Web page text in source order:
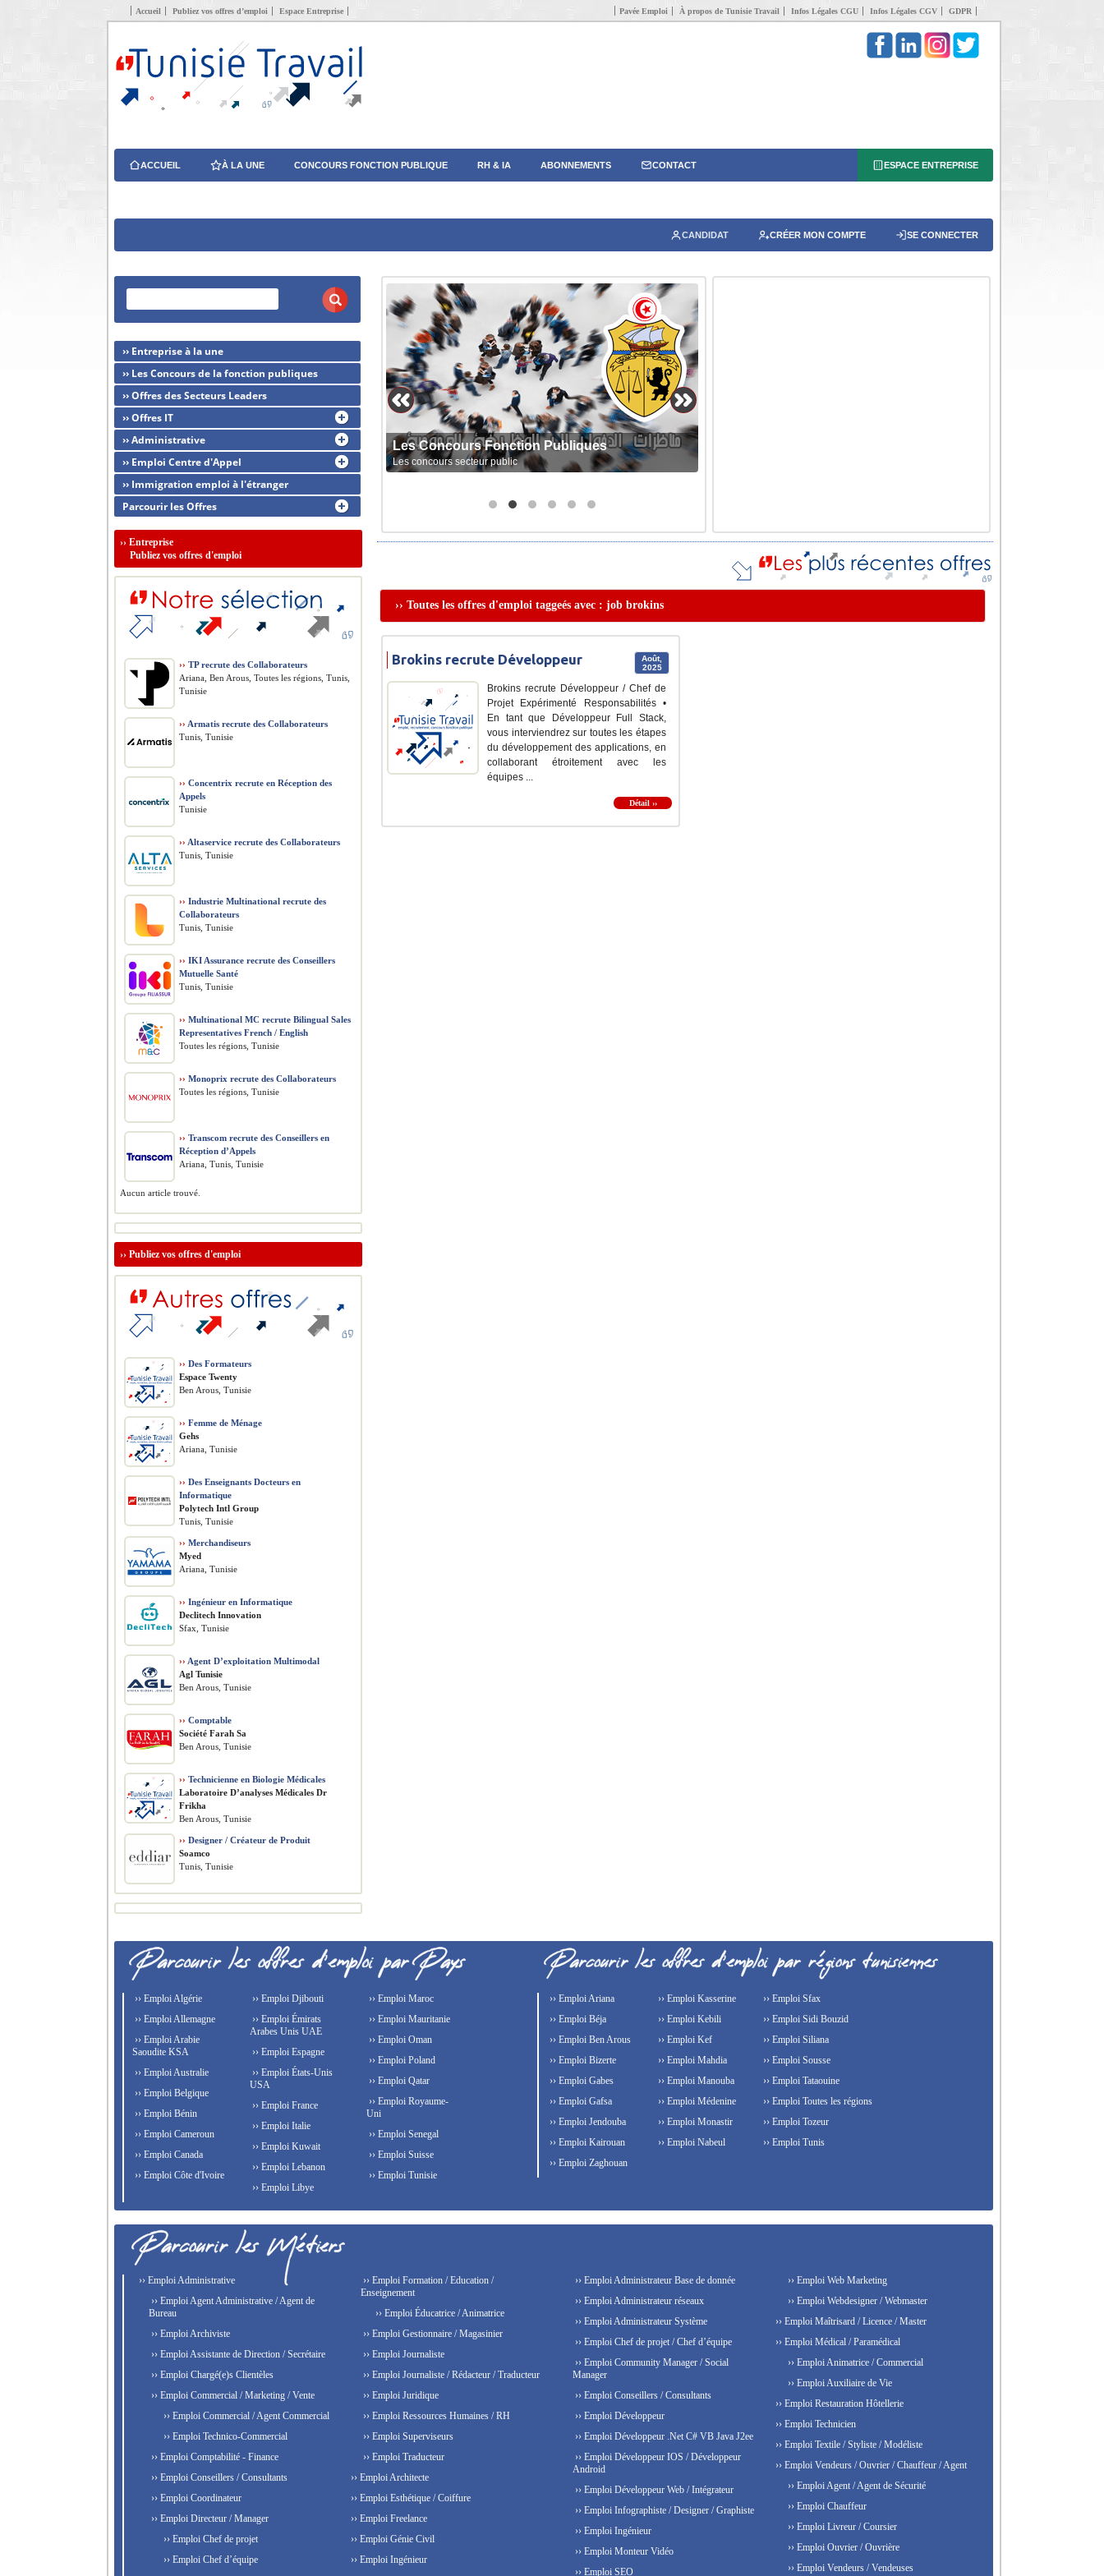
Accueil Publiez vos offres d’emploi Espace Entreprise Pavée Emploi À propos de Tunisie Travail Infos Légales CGU Infos Légales CGV GDPR
ACCUEIL À LA UNE CONCOURS FONCTION PUBLIQUE RH & IA ABONNEMENTS CONTACT ESPACE ENTREPRISE
CANDIDAT CRÉER MON COMPTE SE CONNECTER
Les Concours Fonction Publiques
Les concours secteur public
›› Toutes les offres d'emploi taggeés avec : job brokins
Août,
2025
Brokins recrute Développeur
Brokins recrute Développeur / Chef de
Projet Expérimenté Responsabilités •
En tant que Développeur Full Stack,
vous interviendrez sur toutes les étapes
du développement des applications, en
collaborant étroitement avec les
équipes ...
Détail ››
›› Entreprise à la une
›› Les Concours de la fonction publiques
›› Offres des Secteurs Leaders
›› Offres IT
›› Administrative
›› Emploi Centre d'Appel
›› Immigration emploi à l'étranger
Parcourir les Offres
›› Entreprise
Publiez vos offres d'emploi
›› TP recrute des Collaborateurs
Ariana, Ben Arous, Toutes les régions, Tunis,
Tunisie
›› Armatis recrute des Collaborateurs
Tunis, Tunisie
›› Concentrix recrute en Réception des
Appels
Tunisie
›› Altaservice recrute des Collaborateurs
Tunis, Tunisie
›› Industrie Multinational recrute des
Collaborateurs
Tunis, Tunisie
›› IKI Assurance recrute des Conseillers
Mutuelle Santé
Tunis, Tunisie
›› Multinational MC recrute Bilingual Sales
Representatives French / English
Toutes les régions, Tunisie
›› Monoprix recrute des Collaborateurs
Toutes les régions, Tunisie
›› Transcom recrute des Conseillers en
Réception d’Appels
Ariana, Tunis, Tunisie
Aucun article trouvé.
›› Publiez vos offres d'emploi
›› Des Formateurs
Espace Twenty
Ben Arous, Tunisie
›› Femme de Ménage
Gehs
Ariana, Tunisie
›› Des Enseignants Docteurs en
Informatique
Polytech Intl Group
Tunis, Tunisie
›› Merchandiseurs
Myed
Ariana, Tunisie
›› Ingénieur en Informatique
Declitech Innovation
Sfax, Tunisie
›› Agent D’exploitation Multimodal
Agl Tunisie
Ben Arous, Tunisie
›› Comptable
Société Farah Sa
Ben Arous, Tunisie
›› Technicienne en Biologie Médicales
Laboratoire D’analyses Médicales Dr
Frikha
Ben Arous, Tunisie
›› Designer / Créateur de Produit
Soamco
Tunis, Tunisie
›› Emploi Algérie
›› Emploi Allemagne
›› Emploi Arabie
Saoudite KSA
›› Emploi Australie
›› Emploi Belgique
›› Emploi Bénin
›› Emploi Cameroun
›› Emploi Canada
›› Emploi Côte d'Ivoire
›› Emploi Djibouti
›› Emploi Émirats
Arabes Unis UAE
›› Emploi Espagne
›› Emploi États-Unis
USA
›› Emploi France
›› Emploi Italie
›› Emploi Kuwait
›› Emploi Lebanon
›› Emploi Libye
›› Emploi Maroc
›› Emploi Mauritanie
›› Emploi Oman
›› Emploi Poland
›› Emploi Qatar
›› Emploi Royaume-
Uni
›› Emploi Senegal
›› Emploi Suisse
›› Emploi Tunisie
›› Emploi Ariana
›› Emploi Béja
›› Emploi Ben Arous
›› Emploi Bizerte
›› Emploi Gabes
›› Emploi Gafsa
›› Emploi Jendouba
›› Emploi Kairouan
›› Emploi Kasserine
›› Emploi Kebili
›› Emploi Kef
›› Emploi Mahdia
›› Emploi Manouba
›› Emploi Médenine
›› Emploi Monastir
›› Emploi Nabeul
›› Emploi Sfax
›› Emploi Sidi Bouzid
›› Emploi Siliana
›› Emploi Sousse
›› Emploi Tataouine
›› Emploi Toutes les régions
›› Emploi Tozeur
›› Emploi Tunis
›› Emploi Zaghouan
›› Emploi Administrative
›› Emploi Agent Administrative / Agent de
Bureau
›› Emploi Archiviste
›› Emploi Assistante de Direction / Secrétaire
›› Emploi Chargé(e)s Clientèles
›› Emploi Commercial / Marketing / Vente
›› Emploi Commercial / Agent Commercial
›› Emploi Technico-Commercial
›› Emploi Comptabilité - Finance
›› Emploi Conseillers / Consultants
›› Emploi Coordinateur
›› Emploi Directeur / Manager
›› Emploi Chef de projet
›› Emploi Chef d’équipe
›› Emploi Formation / Education /
Enseignement
›› Emploi Éducatrice / Animatrice
›› Emploi Gestionnaire / Magasinier
›› Emploi Journaliste
›› Emploi Journaliste / Rédacteur / Traducteur
›› Emploi Juridique
›› Emploi Ressources Humaines / RH
›› Emploi Superviseurs
›› Emploi Traducteur
›› Emploi Architecte
›› Emploi Esthétique / Coiffure
›› Emploi Freelance
›› Emploi Génie Civil
›› Emploi Ingénieur
›› Emploi Administrateur Base de donnée
›› Emploi Administrateur réseaux
›› Emploi Administrateur Système
›› Emploi Chef de projet / Chef d’équipe
›› Emploi Community Manager / Social
Manager
›› Emploi Conseillers / Consultants
›› Emploi Développeur
›› Emploi Développeur .Net C# VB Java J2ee
›› Emploi Développeur IOS / Développeur
Android
›› Emploi Développeur Web / Intégrateur
›› Emploi Infographiste / Designer / Graphiste
›› Emploi Ingénieur
›› Emploi Monteur Vidéo
›› Emploi SEO
›› Emploi Web Marketing
›› Emploi Webdesigner / Webmaster
›› Emploi Maîtrisard / Licence / Master
›› Emploi Médical / Paramédical
›› Emploi Animatrice / Commercial
›› Emploi Auxiliaire de Vie
›› Emploi Restauration Hôtellerie
›› Emploi Technicien
›› Emploi Textile / Styliste / Modéliste
›› Emploi Vendeurs / Ouvrier / Chauffeur / Agent
›› Emploi Agent / Agent de Sécurité
›› Emploi Chauffeur
›› Emploi Livreur / Coursier
›› Emploi Ouvrier / Ouvrière
›› Emploi Vendeurs / Vendeuses